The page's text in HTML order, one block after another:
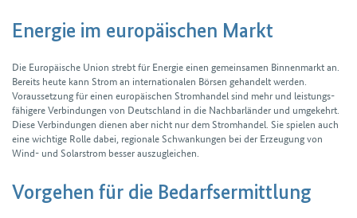
Energie im europäischen Markt
Die Europäische Union strebt für Energie einen gemein­samen Binnen­markt an.
Bereits heute kann Strom an inter­nationalen Börsen gehandelt werden.
Voraussetzung für einen europäischen Strom­handel sind mehr und leistungs­
fähigere Verbindungen von Deutsch­land in die Nachbar­länder und umgekehrt.
Diese Verbin­dungen dienen aber nicht nur dem Strom­handel. Sie spielen auch
eine wichtige Rolle dabei, regionale Schwankungen bei der Erzeugung von
Wind- und Solar­strom besser auszugleichen.
Vorgehen für die Bedarfsermittlung